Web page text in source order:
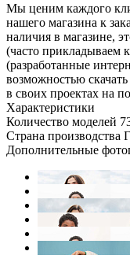
Мы ценим каждого
нашего магазина к
наличия в магазине,
(часто прикладываем
(разработанные
возможностью
в своих проектах на
Характеристики
Количество моделей
Страна производства
Дополнительные